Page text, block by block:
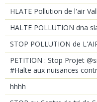
HLATE Pollution de l'air
HALTE POLLUTION dna
STOP POLLUTION de
PETITION : Stop Projet
#Halte aux nuisances
hhhh